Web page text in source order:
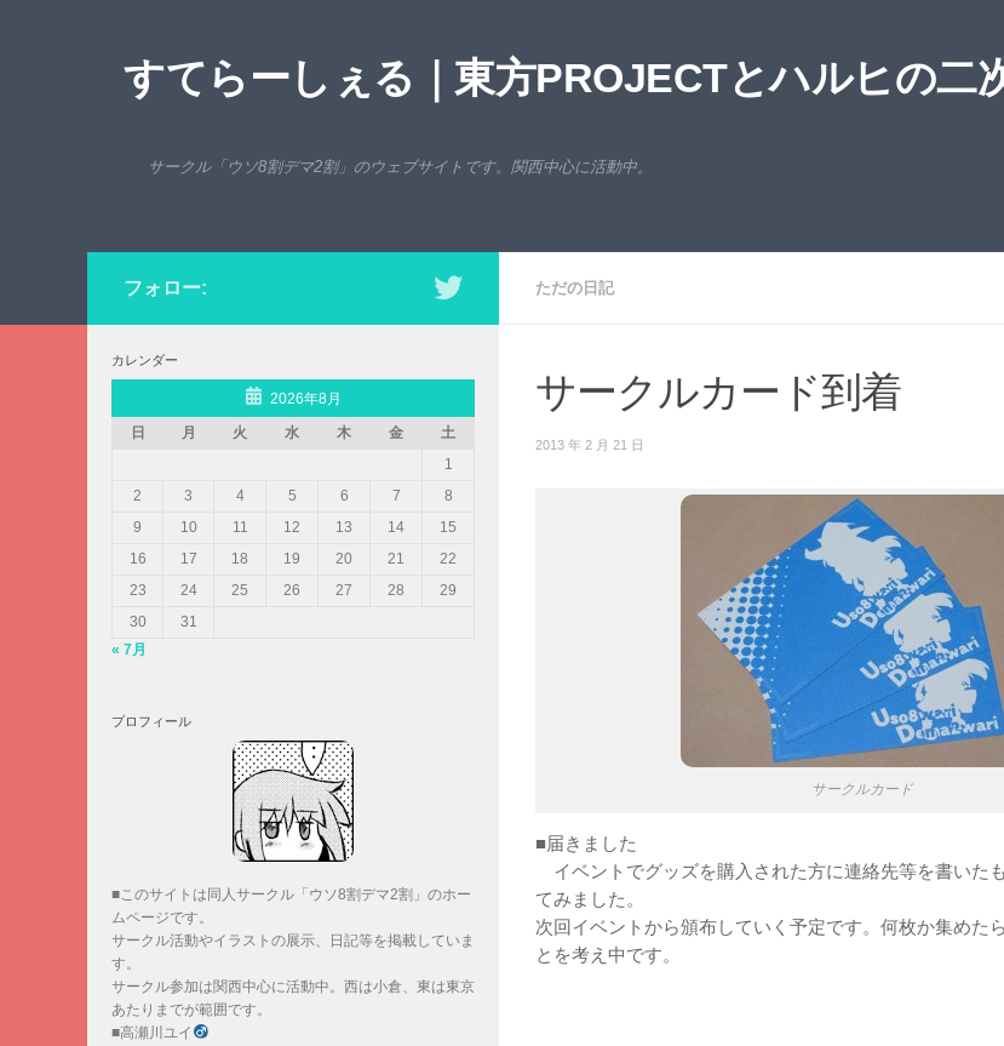
すてらーしぇる｜東方PROJECTとハルヒの二
サークル「ウソ8割デマ2割」のウェブサイトです。関西中心に活動中。
ただの日記
サークルカード到着
2013 年 2 月 21 日
サークルカード
■届きました
イベントでグッズを購入された方に連絡先等を書いた
てみました。
次回イベントから頒布していく予定です。何枚か集めた
とを考え中です。
フォロー:
カレンダー
2026年8月
日
月 火 水 木 金
土
1
2
3 4 5 6 7
8
9
10 11 12 13 14
15
16
17 18 19 20 21
22
23
24 25 26 27 28
29
30
31
« 7月
プロフィール
■このサイトは同人サークル「ウソ8割デマ2割」のホー
ムページです。
サークル活動やイラストの展示、日記等を掲載していま
す。
サークル参加は関西中心に活動中。西は小倉、東は東京
あたりまでが範囲です。
■高瀬川ユイ